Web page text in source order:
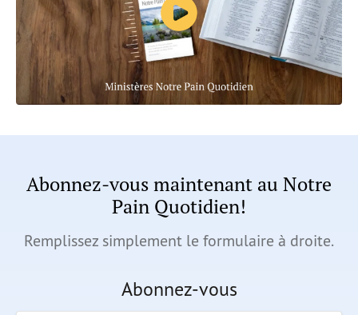
Abonnez-vous maintenant au Notre
Pain Quotidien!
Remplissez simplement le formulaire à droite.
Abonnez-vous